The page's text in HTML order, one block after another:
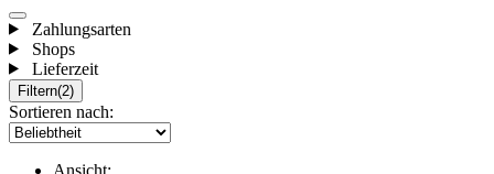
Zahlungsarten
Shops
Lieferzeit
Filtern(2)
Sortieren nach:
Ansicht: